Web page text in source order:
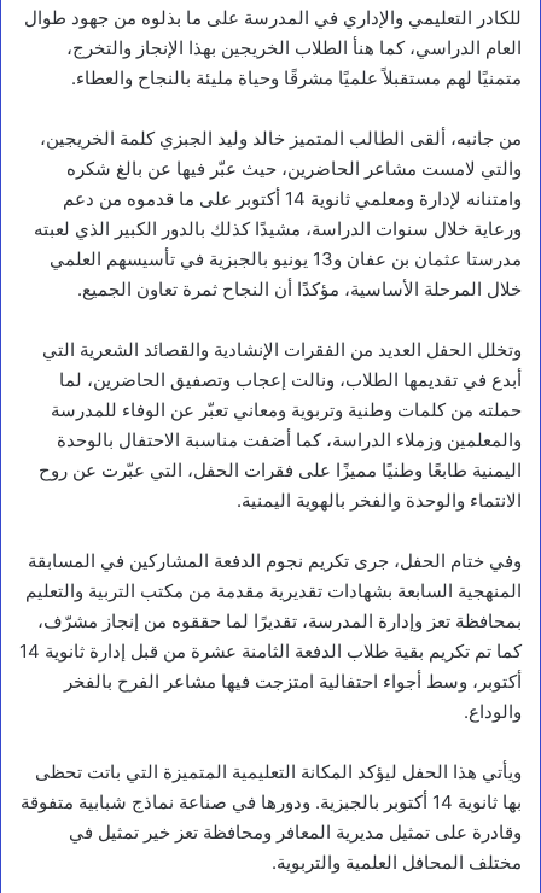
للكادر التعليمي والإداري في المدرسة على ما بذلوه من جهود طوال
العام الدراسي، كما هنأ الطلاب الخريجين بهذا الإنجاز والتخرج،
متمنيًا لهم مستقبلاً علميًا مشرقًا وحياة مليئة بالنجاح والعطاء.
من جانبه، ألقى الطالب المتميز خالد وليد الجبزي كلمة الخريجين،
والتي لامست مشاعر الحاضرين، حيث عبّر فيها عن بالغ شكره
وامتنانه لإدارة ومعلمي ثانوية 14 أكتوبر على ما قدموه من دعم
ورعاية خلال سنوات الدراسة، مشيدًا كذلك بالدور الكبير الذي لعبته
مدرستا عثمان بن عفان و13 يونيو بالجبزية في تأسيسهم العلمي
خلال المرحلة الأساسية، مؤكدًا أن النجاح ثمرة تعاون الجميع.
وتخلل الحفل العديد من الفقرات الإنشادية والقصائد الشعرية التي
أبدع في تقديمها الطلاب، ونالت إعجاب وتصفيق الحاضرين، لما
حملته من كلمات وطنية وتربوية ومعاني تعبّر عن الوفاء للمدرسة
والمعلمين وزملاء الدراسة، كما أضفت مناسبة الاحتفال بالوحدة
اليمنية طابعًا وطنيًا مميزًا على فقرات الحفل، التي عبّرت عن روح
الانتماء والوحدة والفخر بالهوية اليمنية.
وفي ختام الحفل، جرى تكريم نجوم الدفعة المشاركين في المسابقة
المنهجية السابعة بشهادات تقديرية مقدمة من مكتب التربية والتعليم
بمحافظة تعز وإدارة المدرسة، تقديرًا لما حققوه من إنجاز مشرّف،
كما تم تكريم بقية طلاب الدفعة الثامنة عشرة من قبل إدارة ثانوية 14
أكتوبر، وسط أجواء احتفالية امتزجت فيها مشاعر الفرح بالفخر
والوداع.
ويأتي هذا الحفل ليؤكد المكانة التعليمية المتميزة التي باتت تحظى
بها ثانوية 14 أكتوبر بالجبزية. ودورها في صناعة نماذج شبابية متفوقة
وقادرة على تمثيل مديرية المعافر ومحافظة تعز خير تمثيل في
مختلف المحافل العلمية والتربوية.
أخبار محلية